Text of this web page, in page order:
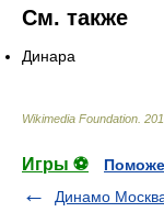
См. также
Динара
Wikimedia Foundation
Игры ⚽
Динамо